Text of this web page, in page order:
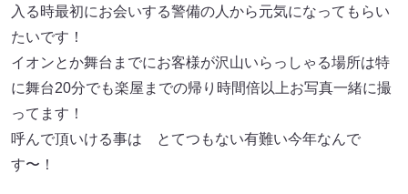
入る時最初にお会いする警備の人から元気になってもらい
たいです！
イオンとか舞台までにお客様が沢山いらっしゃる場所は特
に舞台20分でも楽屋までの帰り時間倍以上お写真一緒に撮
ってます！
呼んで頂いける事は とてつもない有難い今年なんで
す〜！